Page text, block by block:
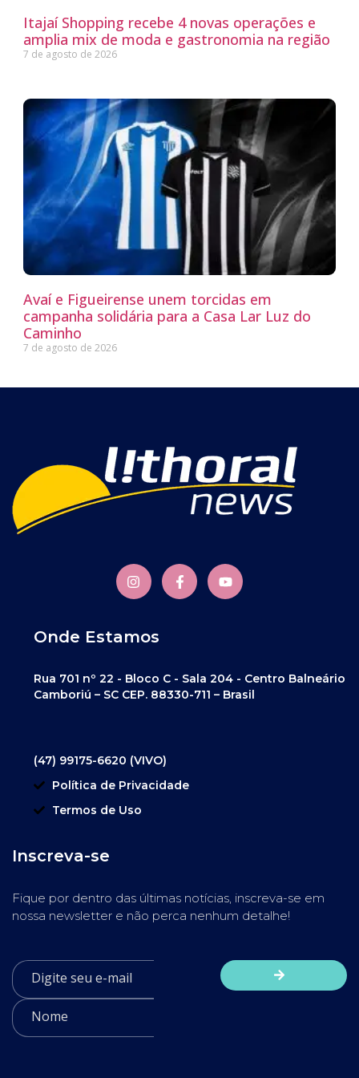
Itajaí Shopping recebe 4 novas operações e
amplia mix de moda e gastronomia na região
7 de agosto de 2026
Avaí e Figueirense unem torcidas em
campanha solidária para a Casa Lar Luz do
Caminho
7 de agosto de 2026
Onde Estamos
Rua 701 nº 22 - Bloco C - Sala 204 - Centro Balneário
Camboriú – SC CEP. 88330-711 – Brasil
(47) 99175-6620 (VIVO)
Política de Privacidade
Termos de Uso
Inscreva-se
Fique por dentro das últimas notícias, inscreva-se em
nossa newsletter e não perca nenhum detalhe!